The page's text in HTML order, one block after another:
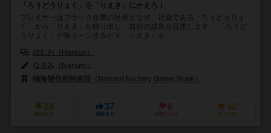
「ろうどうりょく」を「りえき」にかえろ！
プレイヤーはブラック企業の社長となり、社員である「ろうどうりょ
く」から「りえき」を絞り出し、自社の成長を目指します。 「ろうど
うりょく」が毎ターン生みだす「りえき」を...
はむお（Hamuo）
なるみ（Narumi）
鳴海製作所娯楽部（Narumi Factory Game Team）
23
興味あり
37
経験あり
6
お気に入り
42
持ってる